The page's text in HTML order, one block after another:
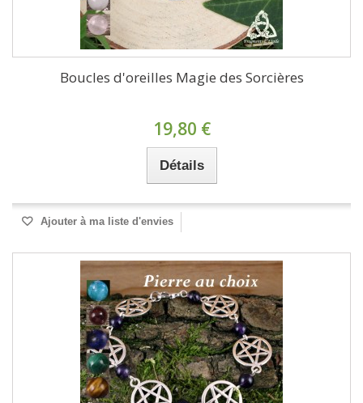
Boucles d'oreilles Magie des Sorcières
19,80 €
Détails
Ajouter à ma liste d'envies